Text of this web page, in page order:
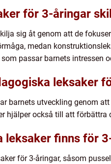
för 3-åringar
sig åt genom att de
medan
passar barnets intressen
leksaker
barnets utveckling genom
hjälper också till att
leksaker finns för
för 3-åringar, såsom